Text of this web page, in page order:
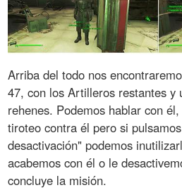
Arriba del todo nos
47, con los Artilleros restantes y
rehenes. Podemos hablar con
tiroteo contra él pero si
desactivación" podemos
acabemos con él o le
concluye la misión.